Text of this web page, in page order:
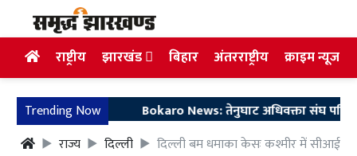
राष्ट्रीय झारखंड बिहार अंतरराष्ट्रीय क्राइम न्यूज
Trending Now
Bokaro News: तेनुघाट अधिवक्ता संघ परिसर में
राज्य
दिल्ली दिल्ली बम धमाका केसः कश्मीर में सीआईके